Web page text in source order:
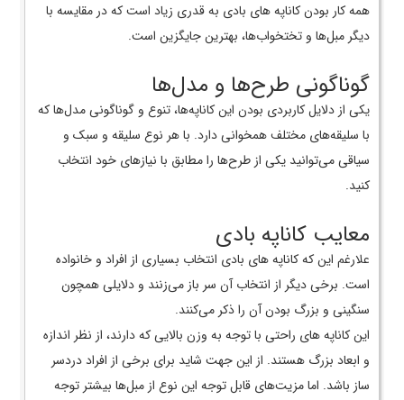
همه کار بودن کاناپه های بادی به قدری زیاد است که در مقایسه با
دیگر مبل‌ها و تختخواب‌ها، بهترین جایگزین است.
گوناگونی طرح‌ها و مدل‌ها
یکی از دلایل کاربردی بودن این کاناپه‌ها، تنوع و گوناگونی مدل‌ها که
با سلیقه‌های مختلف همخوانی دارد. با هر نوع سلیقه و سبک و
سیاقی می‌توانید یکی از طرح‌ها را مطابق با نیاز‌های خود انتخاب
کنید.
معایب کاناپه بادی
علارغم این که کاناپه های بادی انتخاب بسیاری از افراد و خانواده
است. برخی دیگر از انتخاب آن سر باز می‌زنند و دلایلی همچون
سنگینی و بزرگ بودن آن را ذکر می‌کنند.
این کاناپه های راحتی با توجه به وزن بالایی که دارند، از نظر اندازه
و ابعاد بزرگ هستند. از این جهت شاید برای برخی از افراد دردسر
ساز باشد. اما مزیت‌های قابل توجه این نوع از مبل‌ها بیشتر توجه